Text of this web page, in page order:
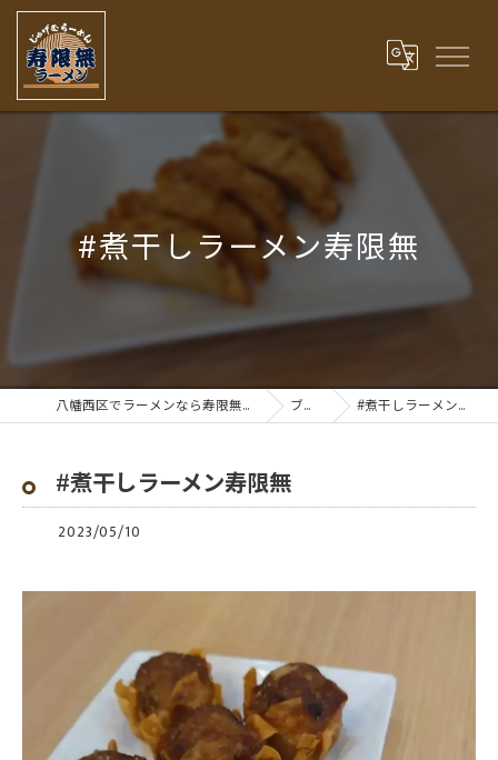
#煮干しラーメン寿限無
八幡西区でラーメンなら寿限無ラーメン ブログ #煮干しラーメン寿限無
#煮干しラーメン寿限無
2023/05/10